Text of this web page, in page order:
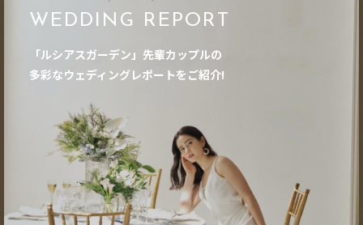
WEDDING REPORT
「ルシアスガーデン」先輩カップルの
多彩なウェディングレポートをご紹介!